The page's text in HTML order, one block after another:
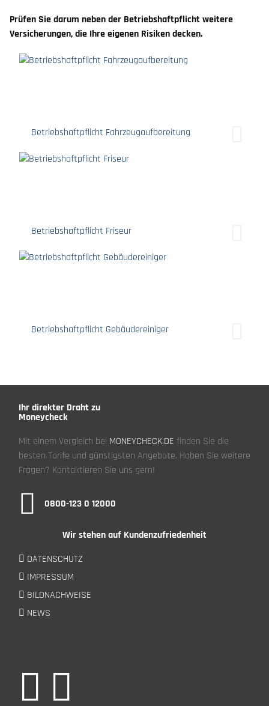
Prüfen Sie darum neben der Betriebshaftpflicht weitere
Versicherungen, die Ihre eigenen Risiken decken.
Betriebshaftpflicht Fahrzeugaufbereitung
Betriebshaftpflicht Friseur
Betriebshaftpflicht Gebäudereiniger
Ihr direkter Draht zu
Moneycheck
Mit einem Vergleich bei MONEYCHECK.DE finden Sie die
besten Tarife und günstigsten Angebote. Haben Sie weitere
Fragen? Kontaktieren Sie uns gern!
0800-123 0 12000
Wir stehen auf Kundenzufriedenheit
DATENSCHUTZ
IMPRESSUM
BILDNACHWEISE
NEWS